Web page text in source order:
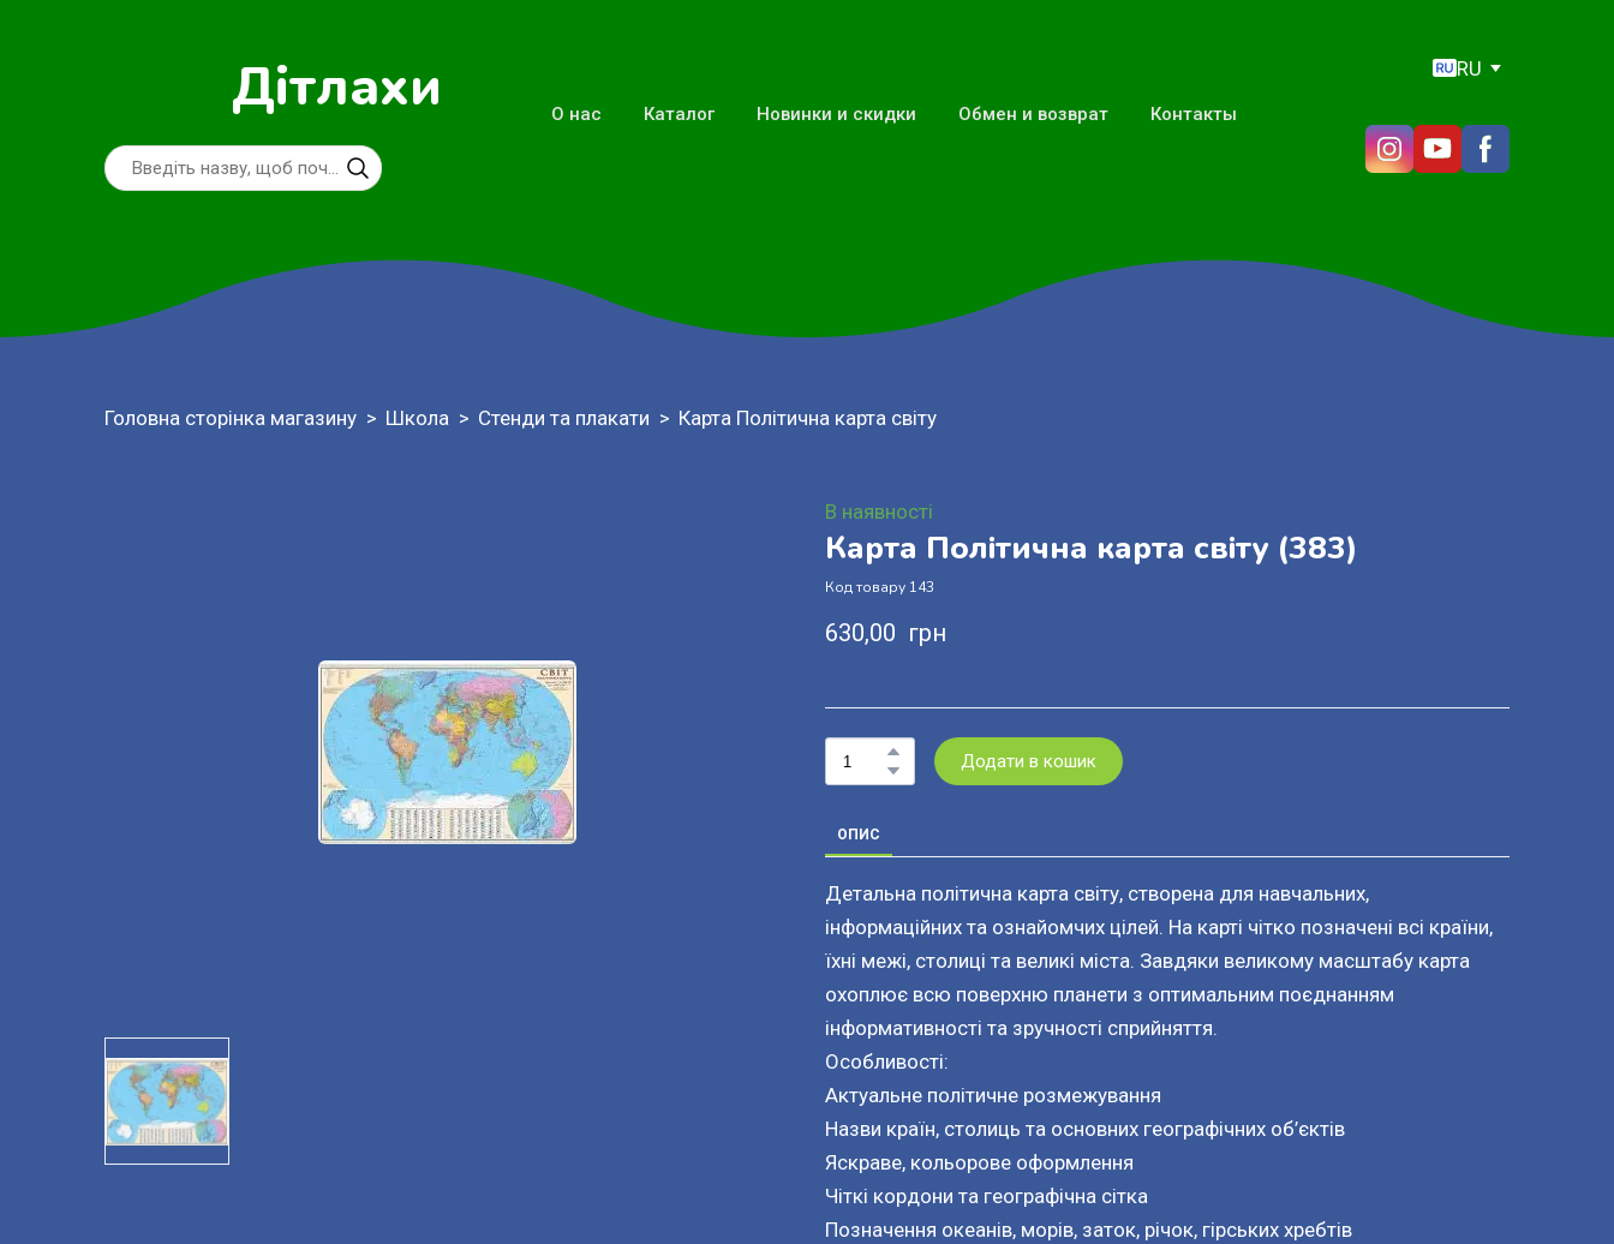
Дітлахи О нас Каталог Новинки и скидки Обмен и возврат Контакты
RU
Головна сторінка магазину Школа Стенди та плакати Карта Політична карта світу
В наявності
Карта Політична карта світу (383)
Код товару 143
630,00  грн
Додати в кошик
ОПИС
Детальна політична карта світу, створена для навчальних,
інформаційних та ознайомчих цілей. На карті чітко позначені всі країни,
їхні межі, столиці та великі міста. Завдяки великому масштабу карта
охоплює всю поверхню планети з оптимальним поєднанням
інформативності та зручності сприйняття.
Особливості:
Актуальне політичне розмежування
Назви країн, столиць та основних географічних об’єктів
Яскраве, кольорове оформлення
Чіткі кордони та географічна сітка
Позначення океанів, морів, заток, річок, гірських хребтів